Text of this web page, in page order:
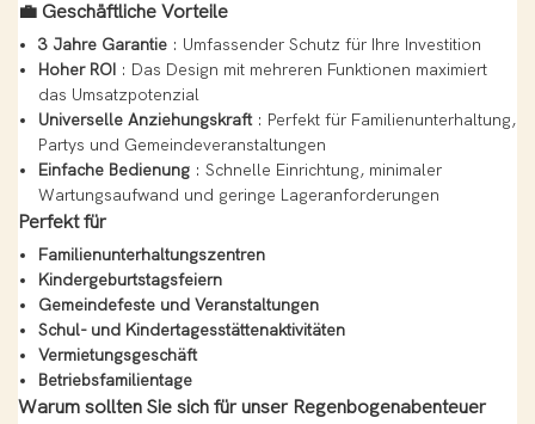
💼 Geschäftliche Vorteile
3 Jahre Garantie: Umfassender Schutz für Ihre Investition
Hoher ROI: Das Design mit mehreren Funktionen maximiert
das Umsatzpotenzial
Universelle Anziehungskraft: Perfekt für Familienunterhaltung,
Partys und Gemeindeveranstaltungen
Einfache Bedienung: Schnelle Einrichtung, minimaler
Wartungsaufwand und geringe Lageranforderungen
Perfekt für
Familienunterhaltungszentren
Kindergeburtstagsfeiern
Gemeindefeste und Veranstaltungen
Schul- und Kindertagesstättenaktivitäten
Vermietungsgeschäft
Betriebsfamilientage
Warum sollten Sie sich für unser Regenbogenabenteuer